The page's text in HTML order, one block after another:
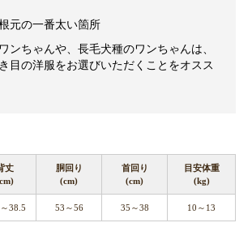
元の一番太い箇所
ンちゃんや、長毛犬種のワンちゃんは、
目の洋服をお選びいただくことをオスス
丈
胴回り
(cm)
首回り
(cm)
目安体重
(kg)
38.5 53～56 35～38 10～13